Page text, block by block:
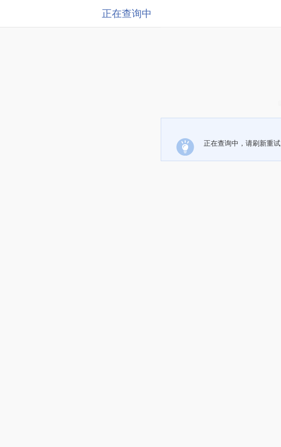
正在查询中
正在查询中，请刷新重试